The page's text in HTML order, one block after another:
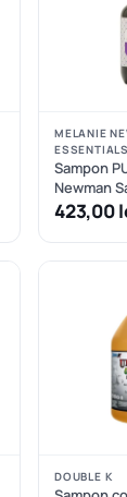
MELANIE
ESSENTIALS
Sampon
Newman
- 5 L
423,00
DOUBLE K